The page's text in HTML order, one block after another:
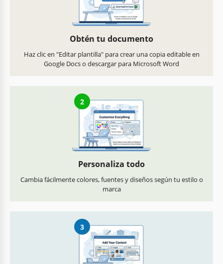
Obtén tu documento
Haz clic en "Editar plantilla" para crear una copia editable en
Google Docs o descargar para Microsoft Word
2
Personaliza todo
Cambia fácilmente colores, fuentes y diseños según tu estilo o
marca
3